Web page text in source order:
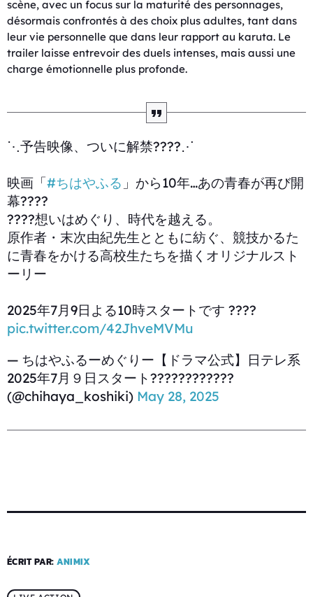
scène, avec un focus sur la maturité des personnages,
désormais confrontés à des choix plus adultes, tant dans
leur vie personnelle que dans leur rapport au karuta. Le
trailer laisse entrevoir des duels intenses, mais aussi une
charge émotionnelle plus profonde.
⋱予告映像、ついに解禁????⋰
映画「#ちはやふる 」から10年…あの青春が再び開
幕????
????想いはめぐり、時代を越える。
原作者・末次由紀先生とともに紡ぐ、競技かるた
に青春をかける高校生たちを描くオリジナルスト
ーリー
2025年7月9日よる10時スタートです ????
pic.twitter.com/42JhveMVMu
— ちはやふるーめぐりー【ドラマ公式】日テレ系
2025年7月９日スタート????????????
(@chihaya_koshiki) May 28, 2025
ÉCRIT PAR: ANIMIX